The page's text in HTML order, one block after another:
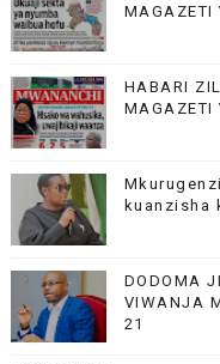
MAGAZETI
HABARI
MAGAZETI
kuanzisha
DODOMA
VIWANJA
21